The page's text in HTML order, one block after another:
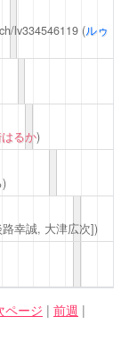
lv334546119 (ルゥ
るか)
幸誠, 大津広次])
ページ | 前週 |